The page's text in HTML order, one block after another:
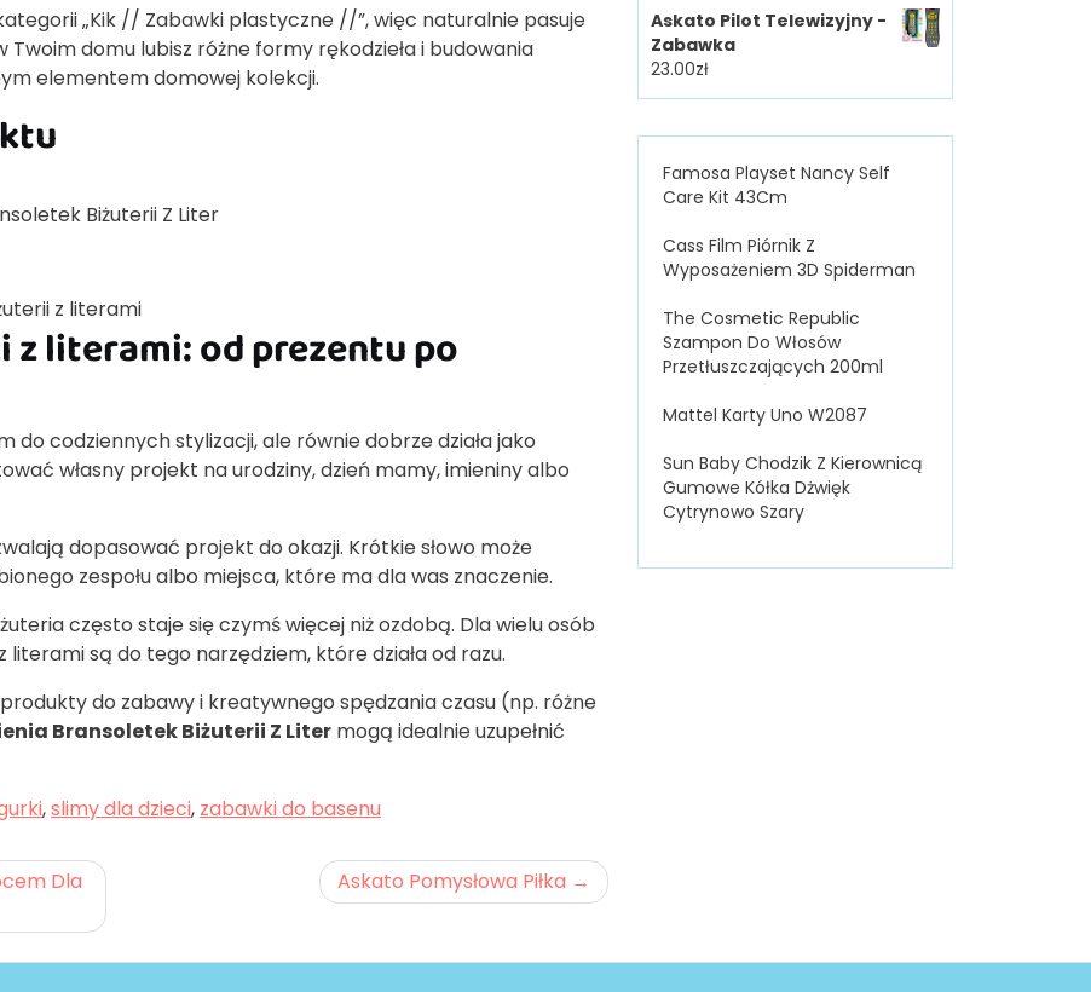
„Kik // Zabawki plastyczne //”, więc naturalnie pasuje
domu lubisz różne formy rękodzieła i budowania
elementem domowej kolekcji.
Biżuterii Z Liter
z literami
z literami: od prezentu po
codziennych stylizacji, ale równie dobrze działa jako
własny projekt na urodziny, dzień mamy, imieniny albo
dopasować projekt do okazji. Krótkie słowo może
zespołu albo miejsca, które ma dla was znaczenie.
często staje się czymś więcej niż ozdobą. Dla wielu osób
są do tego narzędziem, które działa od razu.
do zabawy i kreatywnego spędzania czasu (np. różne
Bransoletek Biżuterii Z Liter mogą idealnie uzupełnić
,slimy dla dzieci, zabawki do basenu
Dla
Askato Pomysłowa Piłka
Askato Pilot Telewizyjny -
Zabawka
23.00zł
Famosa Playset Nancy Self
Care Kit 43Cm
Cass Film Piórnik Z
Wyposażeniem 3D Spiderman
The Cosmetic Republic
Szampon Do Włosów
Przetłuszczających 200ml
Mattel Karty Uno W2087
Sun Baby Chodzik Z Kierownicą
Gumowe Kółka Dżwięk
Cytrynowo Szary